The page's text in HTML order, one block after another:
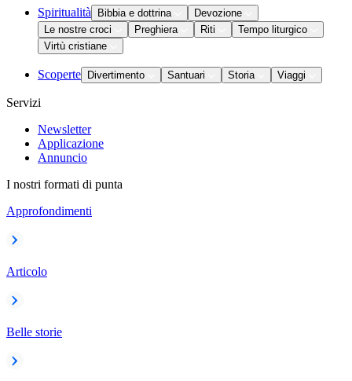
Spiritualità Bibbia e dottrina
Devozione
Le nostre croci
Preghiera Riti
Tempo liturgico
Virtù cristiane
Scoperte Divertimento Santuari Storia Viaggi
Servizi
Newsletter
Applicazione
Annuncio
I nostri formati di punta
Approfondimenti
Articolo
Belle storie